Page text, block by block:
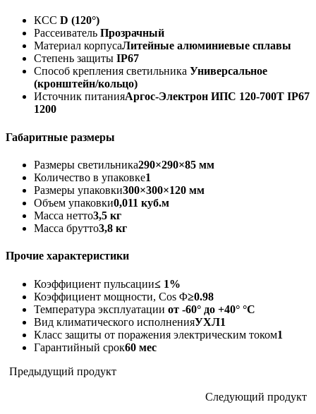
КСС D (120°)
Рассеиватель Прозрачный
Материал корпусаЛитейные алюминиевые сплавы
Степень защиты IP67
Способ крепления светильника Универсальное
(кронштейн/кольцо)
Источник питанияАргос-Электрон ИПС 120-700Т IP67
1200
Габаритные размеры
Размеры светильника290×290×85 мм
Количество в упаковке1
Размеры упаковки300×300×120 мм
Объем упаковки0,011 куб.м
Масса нетто3,5 кг
Масса брутто3,8 кг
Прочие характеристики
Коэффициент пульсации≤ 1%
Коэффициент мощности, Cos Φ≥0.98
Температура эксплуатации от -60° до +40° °C
Вид климатического исполненияУХЛ1
Класс защиты от поражения электрическим током1
Гарантийный срок60 мес
Предыдущий продукт
Следующий продукт